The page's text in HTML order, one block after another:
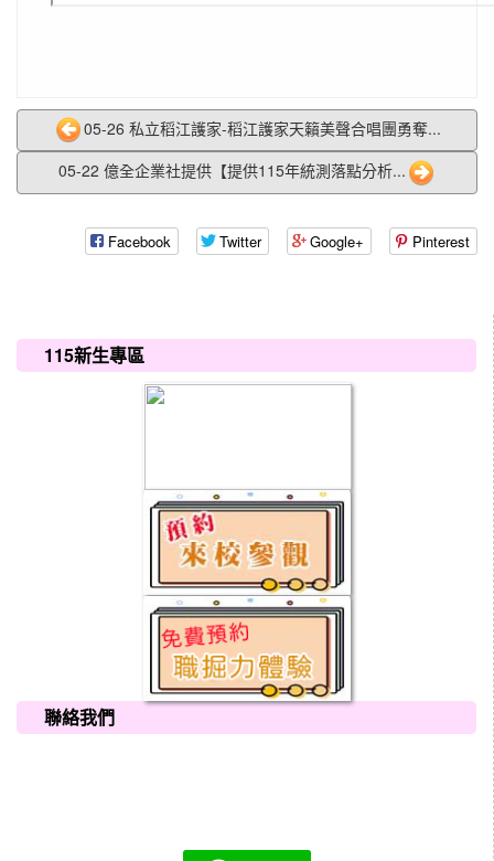
05-26 私立稻江護家-稻江護家天籟美聲合唱團勇奪...
05-22 億全企業社提供【提供115年統測落點分析...
Facebook Twitter Google+ Pinterest
115新生專區
聯絡我們